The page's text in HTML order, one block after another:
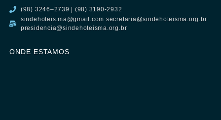
(98) 3246–2739 | (98) 3190-2932
sindehoteis.ma@gmail.com secretaria@sindehoteisma.org.br
presidencia@sindehoteisma.org.br
ONDE ESTAMOS